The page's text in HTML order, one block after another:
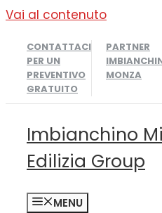
Vai al contenuto
CONTATTACI
PER UN
PREVENTIVO
GRATUITO
PARTNER
MONZA
Imbianchino
Edilizia Group
MENU